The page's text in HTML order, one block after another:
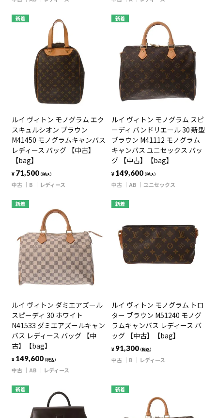
新着
ルイ ヴィトン モノグラム エク
スキュルシオン ブラウン
M41450 モノグラムキャンバス
レディース バッグ 【中古】
【bag】
¥ 71,500（税込）
中古 B レディース
新着
ルイ ヴィトン モノグラム スピ
ーディ バンドリエール 30 新型
ブラウン M41112 モノグラム
キャンバス ユニセックス バッ
グ 【中古】【bag】
¥ 149,600（税込）
中古 AB ユニセックス
新着
ルイ ヴィトン ダミエアズール
スピーディ 30 ホワイト
N41533 ダミエアズールキャン
バス レディース バッグ 【中
古】【bag】
¥ 149,600（税込）
中古 AB レディース
新着
ルイ ヴィトン モノグラム トロ
ター ブラウン M51240 モノグ
ラムキャンバス レディース バ
ッグ 【中古】【bag】
¥ 91,300（税込）
中古 B レディース
新着 新着